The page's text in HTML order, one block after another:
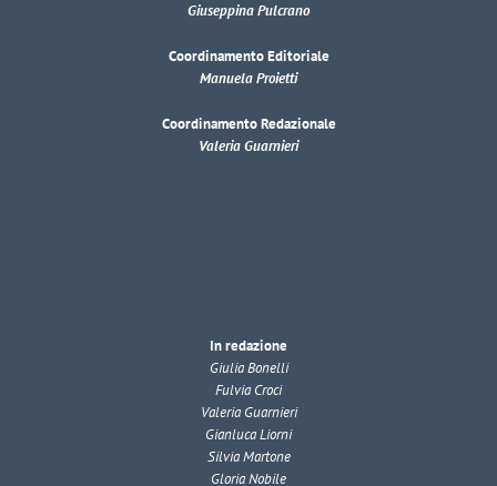
Giuseppina Pulcrano
Coordinamento Editoriale
Manuela Proietti
Coordinamento Redazionale
Valeria Guarnieri
In redazione
Giulia Bonelli
Fulvia Croci
Valeria Guarnieri
Gianluca Liorni
Silvia Martone
Gloria Nobile